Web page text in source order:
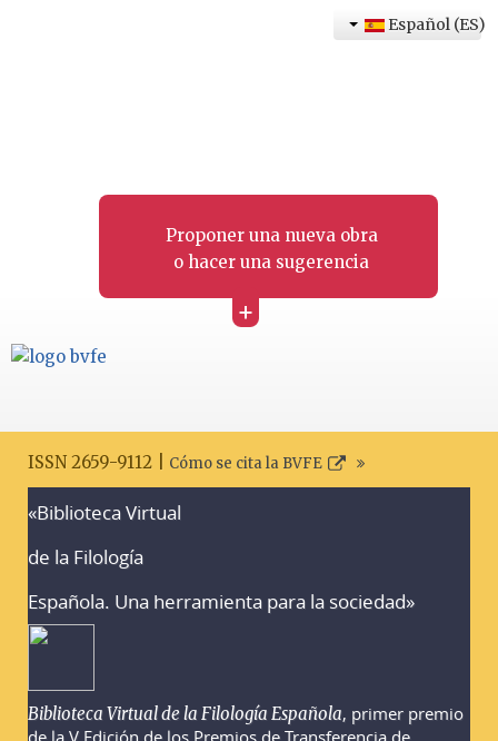
Proponer una nueva obra
o hacer una sugerencia
+
Español (ES)
ISSN 2659-9112 | Cómo se cita la BVFE
«Biblioteca Virtual
de la Filología
Española. Una herramienta para la sociedad»
Biblioteca Virtual de la Filología Española, primer premio
de la V Edición de los Premios de Transferencia de